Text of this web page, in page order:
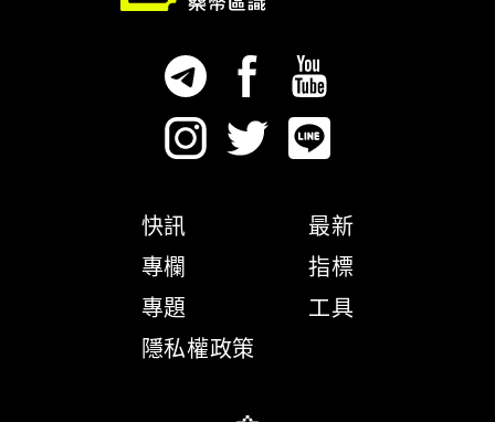
快訊
專欄
專題
隱私權政策
最新
指標
工具